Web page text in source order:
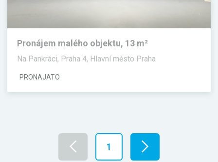
Pronájem malého objektu, 13 m²
Na Pankráci, Praha 4, Hlavní město Praha
PRONAJATO
1